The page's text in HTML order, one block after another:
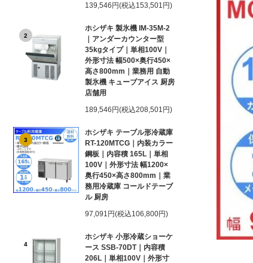
139,546円(税込153,501円)
2
ホシザキ 製氷機 IM-35M-2
｜アンダーカウンター型
35kgタイプ｜単相100V｜
外形寸法 幅500×奥行450×
高さ800mm｜業務用 自動
製氷機 キューブアイス 厨房
店舗用
189,546円(税込208,501円)
3
ホシザキ テーブル形冷蔵庫
RT-120MTCG｜内装カラー
鋼板｜内容積 165L｜単相
100V｜外形寸法 幅1200×
奥行450×高さ800mm｜業
務用冷蔵庫 コールドテーブ
ル 厨房
97,091円(税込106,800円)
4
ホシザキ 小形冷蔵ショーケ
ース SSB-70DT｜内容積
206L｜単相100V｜外形寸